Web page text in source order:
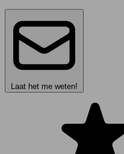
Laat het me weten!